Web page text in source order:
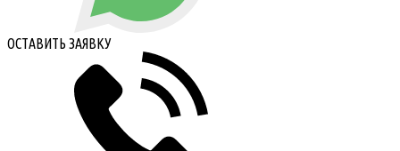
ОСТАВИТЬ ЗАЯВКУ